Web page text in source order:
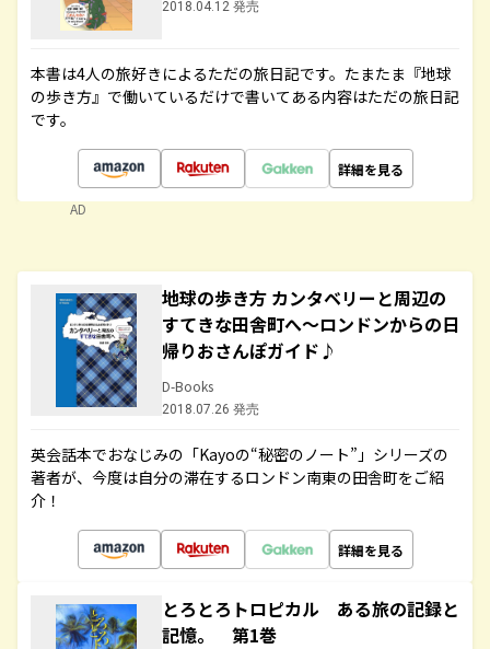
2018.04.12 発売
本書は4人の旅好きによるただの旅日記です。たまたま『地球
の歩き方』で働いているだけで書いてある内容はただの旅日記
です。
詳細を見る
AD
地球の歩き方 カンタベリーと周辺の
すてきな田舎町へ～ロンドンからの日
帰りおさんぽガイド♪
D-Books
2018.07.26 発売
英会話本でおなじみの「Kayoの“秘密のノート”」シリーズの
著者が、今度は自分の滞在するロンドン南東の田舎町をご紹
介！
詳細を見る
とろとろトロピカル ある旅の記録と
記憶。 第1巻